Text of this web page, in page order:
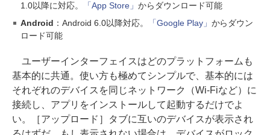
1.0以降に対応。
「App Store」 からダウンロード可能
Android ：Android 6.0以降対応。 「Google Play」 からダウン
ロード可能
ユーザーインターフェイスはどのプラットフォームも
基本的に共通。使い方も極めてシンプルで、基本的には
それぞれのデバイスを同じネットワーク（Wi-Fiなど）に
接続し、アプリをインストールして起動するだけでよ
い。［アップロード］タブに互いのデバイスが表示され